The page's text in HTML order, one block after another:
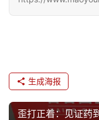
化
情
生成海报
歪打正着：见证药